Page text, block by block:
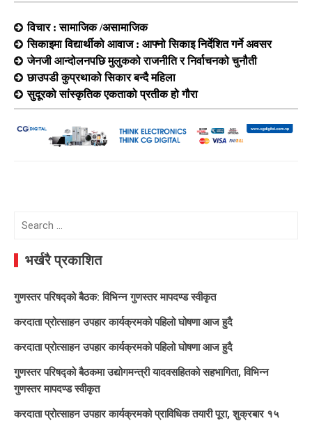
विचार : सामाजिक /असामाजिक
सिकाइमा विद्यार्थीको आवाज : आफ्नो सिकाइ निर्देशित गर्ने अवसर
जेनजी आन्दोलनपछि मुलुकको राजनीति र निर्वाचनको चुनौती
छाउपडी कुप्रथाको सिकार बन्दै महिला
सुदूरको सांस्कृतिक एकताको प्रतीक हो गौरा
Search
भर्खरै प्रकाशित
गुणस्तर परिषद्को बैठक: विभिन्न गुणस्तर मापदण्ड स्वीकृत
करदाता प्रोत्साहन उपहार कार्यक्रमको पहिलो घोषणा आज हुदै
करदाता प्रोत्साहन उपहार कार्यक्रमको पहिलो घोषणा आज हुदै
गुणस्तर परिषद्को बैठकमा उद्योगमन्त्री यादवसहितको सहभागिता, विभिन्न
गुणस्तर मापदण्ड स्वीकृत
करदाता प्रोत्साहन उपहार कार्यक्रमको प्राविधिक तयारी पूरा, शुक्रबार १५